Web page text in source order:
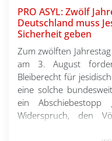
PRO ASYL: Zwölf
Deutschland muss
Sicherheit geben
Zum zwölften
am 3. August
Bleiberecht für
eine solche
ein
Widerspruch, den